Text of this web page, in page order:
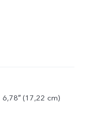
6,78″ (17,22 cm)